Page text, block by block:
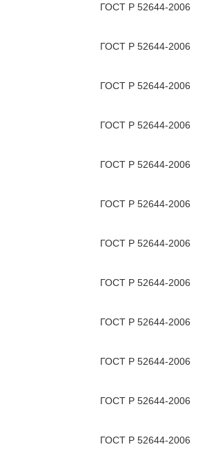
ГОСТ Р 52644-2006
ГОСТ Р 52644-2006
ГОСТ Р 52644-2006
ГОСТ Р 52644-2006
ГОСТ Р 52644-2006
ГОСТ Р 52644-2006
ГОСТ Р 52644-2006
ГОСТ Р 52644-2006
ГОСТ Р 52644-2006
ГОСТ Р 52644-2006
ГОСТ Р 52644-2006
ГОСТ Р 52644-2006